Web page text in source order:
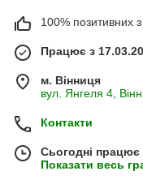
100% позитивних з
Працює з
м. Вінниця
вул. Янгеля 4,
Контакти
Сьогодні працює
Показати весь